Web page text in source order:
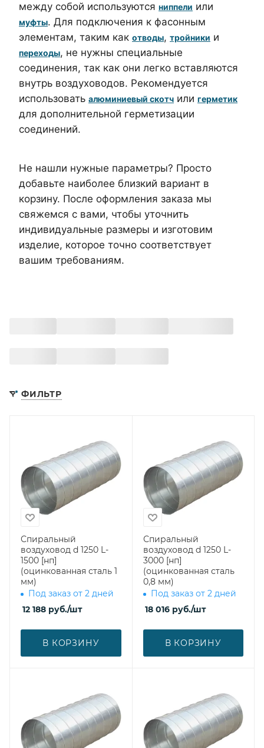
между собой используются ниппели или
муфты. Для подключения к фасонным
элементам, таким как отводы, тройники и
переходы, не нужны специальные
соединения, так как они легко вставляются
внутрь воздуховодов. Рекомендуется
использовать алюминиевый скотч или герметик
для дополнительной герметизации
соединений.
Не нашли нужные параметры? Просто
добавьте наиболее близкий вариант в
корзину. После оформления заказа мы
свяжемся с вами, чтобы уточнить
индивидуальные размеры и изготовим
изделие, которое точно соответствует
вашим требованиям.
ФИЛЬТР
Спиральный
воздуховод d 1250 L-
1500 [нп]
(оцинкованная сталь 1
мм)
Под заказ от 2 дней
12 188 руб./шт
В КОРЗИНУ
Спиральный
воздуховод d 1250 L-
3000 [нп]
(оцинкованная сталь
0,8 мм)
Под заказ от 2 дней
18 016руб./шт
В КОРЗИНУ